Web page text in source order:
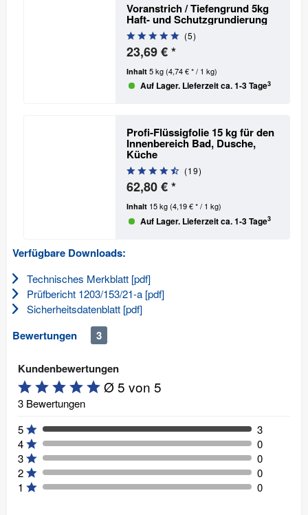
Voranstrich / Tiefengrund 5kg
Haft- und Schutzgrundierung
(5)
23,69 € *
Inhalt 5 kg(4,74 € * / 1 kg)
Auf Lager. Lieferzeit ca. 1-3 Tage3
Profi-Flüssigfolie 15 kg für den
Innenbereich Bad, Dusche,
Küche
(19)
62,80 € *
Inhalt 15 kg(4,19 € * / 1 kg)
Auf Lager. Lieferzeit ca. 1-3 Tage3
Verfügbare Downloads:
Technisches Merkblatt [pdf]
Prüfbericht 1203/153/21-a [pdf]
Sicherheitsdatenblatt [pdf]
Bewertungen 3
Kundenbewertungen
Ø 5 von 5
3 Bewertungen
5
3
4
0
3
0
2
0
1
0